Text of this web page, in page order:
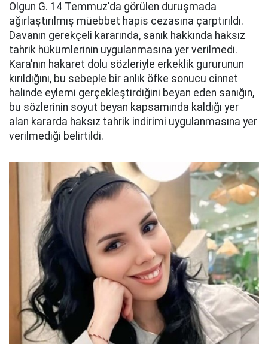
Olgun G. 14 Temmuz'da görülen duruşmada
ağırlaştırılmış müebbet hapis cezasına çarptırıldı.
Davanın gerekçeli kararında, sanık hakkında haksız
tahrik hükümlerinin uygulanmasına yer verilmedi.
Kara'nın hakaret dolu sözleriyle erkeklik gururunun
kırıldığını, bu sebeple bir anlık öfke sonucu cinnet
halinde eylemi gerçekleştirdiğini beyan eden sanığın,
bu sözlerinin soyut beyan kapsamında kaldığı yer
alan kararda haksız tahrik indirimi uygulanmasına yer
verilmediği belirtildi.